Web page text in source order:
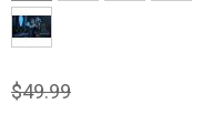
$49.99